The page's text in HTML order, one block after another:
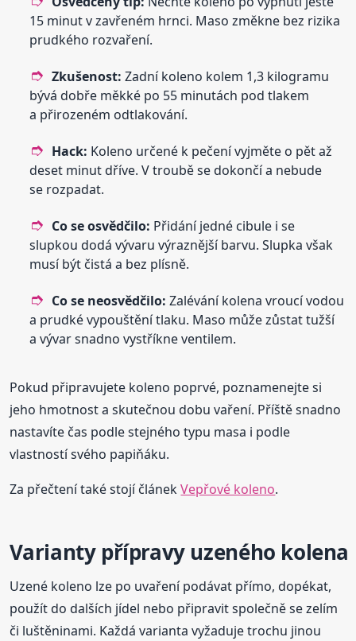
15 minut v zavřeném hrnci. Maso změkne bez rizika
prudkého rozvaření.
Zkušenost: Zadní koleno kolem 1,3 kilogramu
bývá dobře měkké po 55 minutách pod tlakem
a přirozeném odtlakování.
Hack: Koleno určené k pečení vyjměte o pět až
deset minut dříve. V troubě se dokončí a nebude
se rozpadat.
Co se osvědčilo: Přidání jedné cibule i se
slupkou dodá vývaru výraznější barvu. Slupka však
musí být čistá a bez plísně.
Co se neosvědčilo: Zalévání kolena vroucí vodou
a prudké vypouštění tlaku. Maso může zůstat tužší
a vývar snadno vystříkne ventilem.
Pokud připravujete koleno poprvé, poznamenejte si
jeho hmotnost a skutečnou dobu vaření. Příště snadno
nastavíte čas podle stejného typu masa i podle
vlastností svého papiňáku.
Za přečtení také stojí článekVepřové koleno.
Varianty přípravy uzeného kolena
Uzené koleno lze po uvaření podávat přímo, dopékat,
použít do dalších jídel nebo připravit společně se zelím
či luštěninami. Každá varianta vyžaduje trochu jinou